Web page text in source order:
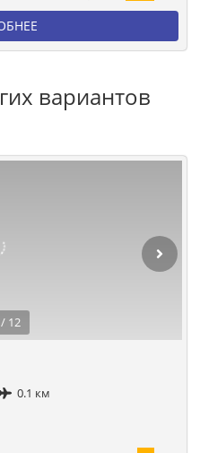
вариантов
12
0.1 км